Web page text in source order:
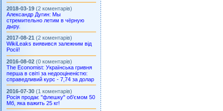
2018-03-19 (2 коментарів)
Александр Дугин: Мы
стремительно летим в чёрную
дыру.
2017-08-21 (2 коментарів)
WikiLeaks виявився залежним від
Росії!
2016-08-02 (0 коментарів)
The Economist: Українська гривня
перша в світі за недооціненістю:
справедливий курс - 7,74 за долар
2016-07-30 (1 коментарів)
Росія продає "флешку" об’ємом 50
Мб, яка важить 25 кг!